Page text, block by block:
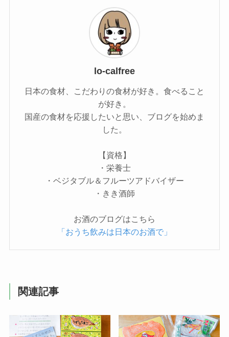
lo-calfree
日本の食材、こだわりの食材が好き。食べること
が好き。
国産の食材を応援したいと思い、ブログを始めま
した。
【資格】
・栄養士
・ベジタブル＆フルーツアドバイザー
・きき酒師
お酒のブログはこちら
「おうち飲みは日本のお酒で」
関連記事